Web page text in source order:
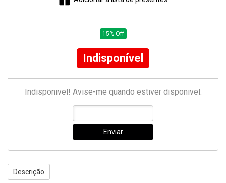
15% Off
Indisponível
Indisponível! Avise-me quando estiver disponível:
Enviar
Descrição